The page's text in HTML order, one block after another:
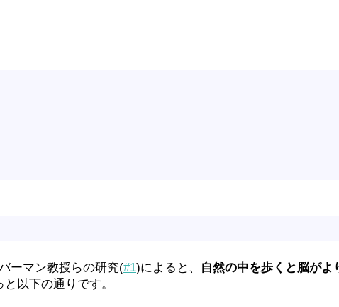
ーマン教授らの研究(#1)によると、 自然の中を歩くと脳が
以下の通りです。